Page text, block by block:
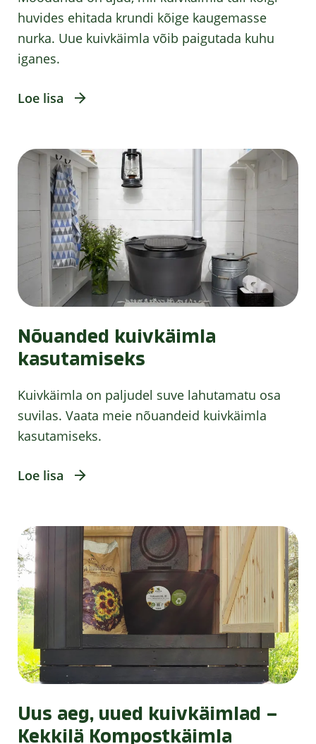
huvides ehitada krundi kõige kaugemasse
nurka. Uue kuivkäimla võib paigutada kuhu
iganes.
Loe lisa
Nõuanded kuivkäimla
kasutamiseks
Kuivkäimla on paljudel suve lahutamatu osa
suvilas. Vaata meie nõuandeid kuivkäimla
kasutamiseks.
Loe lisa
Uus aeg, uued kuivkäimlad –
Kekkilä Kompostkäimla